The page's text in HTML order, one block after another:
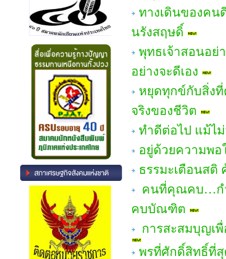
ทางเดินของค
นรังสฤษดิ์
พุทธเจ้าสอนอย่
อย่างจะดีเอง
หยุดทุกข์กับสิ่งที่
จริงของชีวิต
ทำดีต่อไป แม้ไ
อยู่ด้วยความพ
ธรรมะเตือนส
คนที่คุณคบ…กำ
คบบัณฑิต
การสะสมบุญเ
พรที่ศักดิ์สิทธิ์ที่สุ